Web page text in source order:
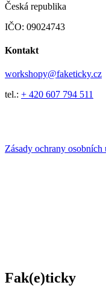
Česká republika
IČO: 09024743
Kontakt
workshopy@faketicky.cz
tel.: + 420 607 794 511
Zásady ochrany
Fak(e)ticky